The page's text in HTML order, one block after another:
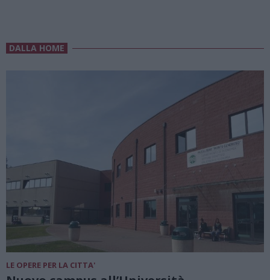
DALLA HOME
LE OPERE PER LA CITTA'